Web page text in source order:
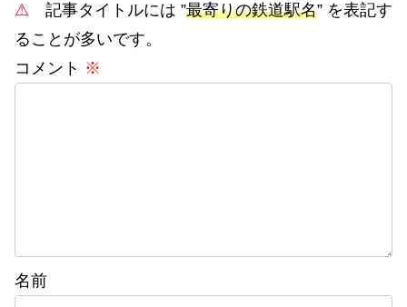
⚠ 記事タイトルには ”最寄りの鉄道駅名” を表記す
ることが多いです。
コメント ※
名前